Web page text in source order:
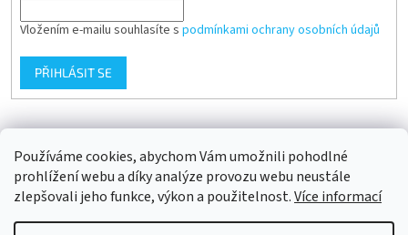
Používáme cookies, abychom Vám umožnili pohodlné
prohlížení webu a díky analýze provozu webu neustále
zlepšovali jeho funkce, výkon a použitelnost.Více informací
Vložením e-mailu souhlasíte s podmínkami ochrany osobních údajů
PŘIHLÁSIT SE